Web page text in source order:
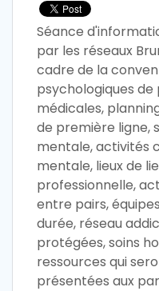
Séance
par les réseaux
cadre de la
psychologiques de
médicales,
de première ligne,
mentale, activités
mentale, lieux de
professionnelle,
entre pairs,
durée, réseau
protégées, soins
ressources qui
présentées aux